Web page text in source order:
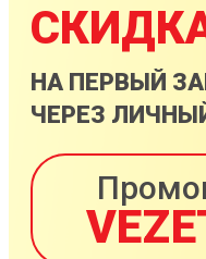
НА ПЕРВЫЙ
ЧЕРЕЗ